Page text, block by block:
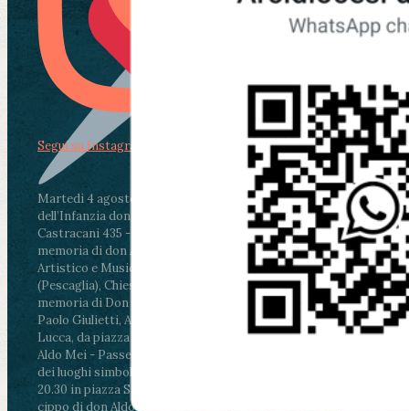
Martedì 4 agosto2026
ore 11:30 - Lucca, Scuola
dell’Infanzia don Aldo Mei - Viale Castruccio
Castracani 435 - Inaugurazione murales in
memoria di don Aldo Mei curato dal Liceo
Artistico e Musicale “Passaglia”
ore 18 - Fiano
(Pescaglia), Chiesa parrocchiale - Messa in
memoria di Don Aldo Mei celebrata da mons.
Paolo Giulietti, Arcivescovo di Lucca
ore 20.30 -
Lucca, da piazza San Michele al Cippo di don
Aldo Mei - Passeggiata della Memoria in alcuni
dei luoghi simbolo della città. Ritrovo alle ore
20.30 in piazza San Michele con conclusione al
cippo di don Aldo Mei (Porta Elisa). Durante le
Segui su Instagram